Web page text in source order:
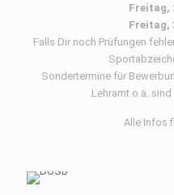
Freitag,
Freitag,
Falls Dir noch Prüfungen
Sondertermine für
Lehramt o.ä.
Alle Infos